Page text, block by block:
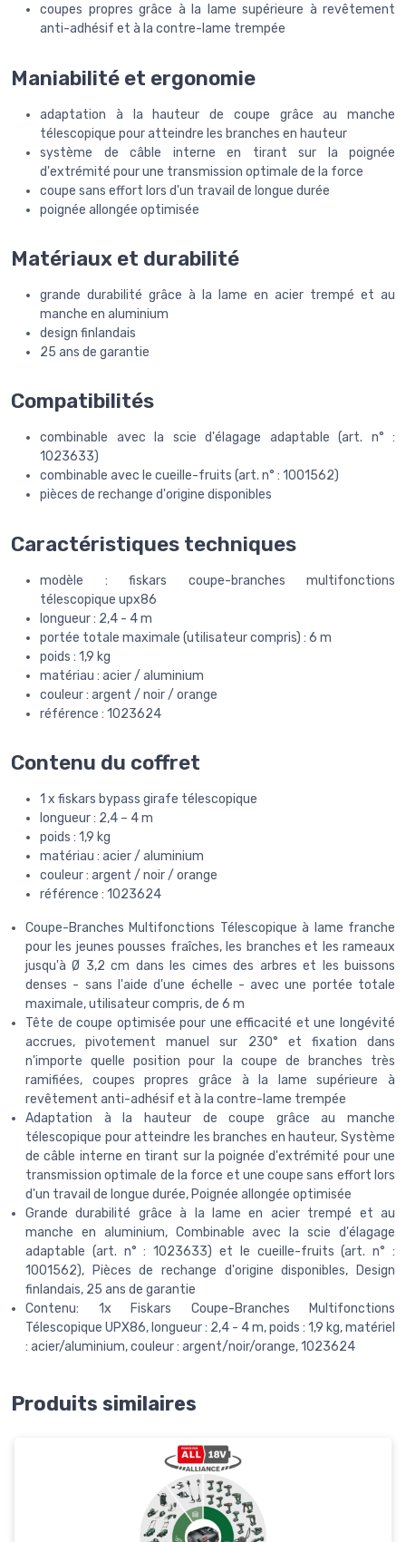
coupes propres grâce à la lame supérieure à revêtement
anti-adhésif et à la contre-lame trempée
Maniabilité et ergonomie
adaptation à la hauteur de coupe grâce au manche
télescopique pour atteindre les branches en hauteur
système de câble interne en tirant sur la poignée
d'extrémité pour une transmission optimale de la force
coupe sans effort lors d'un travail de longue durée
poignée allongée optimisée
Matériaux et durabilité
grande durabilité grâce à la lame en acier trempé et au
manche en aluminium
design finlandais
25 ans de garantie
Compatibilités
combinable avec la scie d'élagage adaptable (art. n° :
1023633)
combinable avec le cueille-fruits (art. n° : 1001562)
pièces de rechange d'origine disponibles
Caractéristiques techniques
modèle : fiskars coupe-branches multifonctions
télescopique upx86
longueur : 2,4 - 4 m
portée totale maximale (utilisateur compris) : 6 m
poids : 1,9 kg
matériau : acier / aluminium
couleur : argent / noir / orange
référence : 1023624
Contenu du coffret
1 x fiskars bypass girafe télescopique
longueur : 2,4 – 4 m
poids : 1,9 kg
matériau : acier / aluminium
couleur : argent / noir / orange
référence : 1023624
Coupe-Branches Multifonctions Télescopique à lame franche
pour les jeunes pousses fraîches, les branches et les rameaux
jusqu'à Ø 3,2 cm dans les cimes des arbres et les buissons
denses - sans l'aide d'une échelle - avec une portée totale
maximale, utilisateur compris, de 6 m
Tête de coupe optimisée pour une efficacité et une longévité
accrues, pivotement manuel sur 230° et fixation dans
n'importe quelle position pour la coupe de branches très
ramifiées, coupes propres grâce à la lame supérieure à
revêtement anti-adhésif et à la contre-lame trempée
Adaptation à la hauteur de coupe grâce au manche
télescopique pour atteindre les branches en hauteur, Système
de câble interne en tirant sur la poignée d'extrémité pour une
transmission optimale de la force et une coupe sans effort lors
d'un travail de longue durée, Poignée allongée optimisée
Grande durabilité grâce à la lame en acier trempé et au
manche en aluminium, Combinable avec la scie d'élagage
adaptable (art. n° : 1023633) et le cueille-fruits (art. n° :
1001562), Pièces de rechange d'origine disponibles, Design
finlandais, 25 ans de garantie
Contenu: 1x Fiskars Coupe-Branches Multifonctions
Télescopique UPX86, longueur : 2,4 - 4 m, poids : 1,9 kg, matériel
: acier/aluminium, couleur : argent/noir/orange, 1023624
Produits similaires